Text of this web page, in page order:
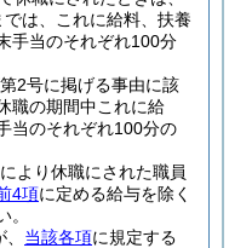
は、これに給料、扶養
手当のそれぞれ100分
2号に掲げる事由に該
職の期間中これに給
当のそれぞれ100分の
より休職にされた職員
4項に定める給与を除く
当該各項に規定する